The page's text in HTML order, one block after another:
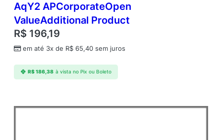
AqY2 APCorporateOpen
ValueAdditional Product
R$ 196,19
em até 3x de R$ 65,40 sem juros
R$186,38 à vista no Pix ou Boleto